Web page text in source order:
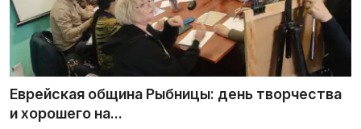
Еврейская община Рыбницы: день творчества
и хорошего на...